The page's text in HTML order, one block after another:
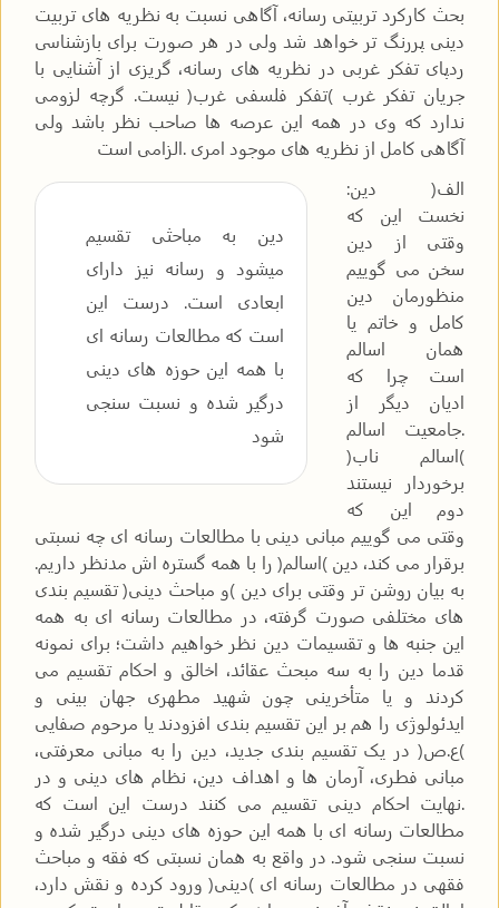
بحث کارکرد تربیتی رسانه، آگاهی نسبت به نظریه های تربیت
دینی پررنگ تر خواهد شد ولی در هر صورت برای بازشناسی
ردپای تفکر غربی در نظریه های رسانه، گریزی از آشنایی با
جریان تفکر غرب )تفکر فلسفی غرب( نیست. گرچه لزومی
ندارد که وی در همه این عرصه ها صاحب نظر باشد ولی
آگاهی کامل از نظریه های موجود امری .الزامی است
دین به مباحثی تقسیم
میشود و رسانه نیز دارای
ابعادی است. درست این
است که مطالعات رسانه ای
با همه این حوزه های دینی
درگیر شده و نسبت سنجی
شود
الف( دین:
نخست این که
وقتی از دین
سخن می گوییم
منظورمان دین
کامل و خاتم یا
همان اسالم
است چرا که
ادیان دیگر از
.جامعیت اسالم
)اسالم ناب(
برخوردار نیستند
دوم این که
وقتی می گوییم مبانی دینی با مطالعات رسانه ای چه نسبتی
برقرار می کند، دین )اسالم( را با همه گستره اش مدنظر داریم.
به بیان روشن تر وقتی برای دین )و مباحث دینی( تقسیم بندی
های مختلفی صورت گرفته، در مطالعات رسانه ای به همه
این جنبه ها و تقسیمات دین نظر خواهیم داشت؛ برای نمونه
قدما دین را به سه مبحث عقائد، اخالق و احکام تقسیم می
کردند و یا متأخرینی چون شهید مطهری جهان بینی و
ایدئولوژی را هم بر این تقسیم بندی افزودند یا مرحوم صفایی
)ع.ص( در یک تقسیم بندی جدید، دین را به مبانی معرفتی،
مبانی فطری، آرمان ها و اهداف دین، نظام های دینی و در
.نهایت احکام دینی تقسیم می کنند درست این است که
مطالعات رسانه ای با همه این حوزه های دینی درگیر شده و
نسبت سنجی شود. در واقع به همان نسبتی که فقه و مباحث
فقهی در مطالعات رسانه ای )دینی( ورود کرده و نقش دارد،